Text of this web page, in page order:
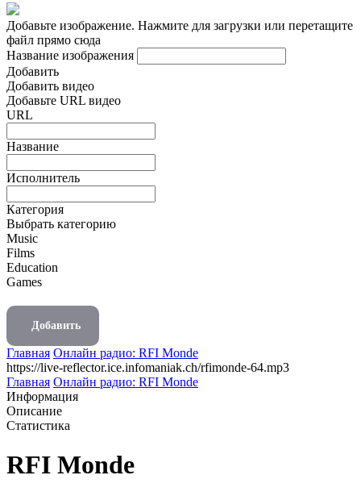
Добавьте изображение. Нажмите для загрузки или перетащите
файл прямо сюда
Название изображения
Добавить
Добавить видео
Добавьте URL видео
URL
Название
Исполнитель
Категория
Выбрать категорию
Music
Films
Education
Games
Добавить
Главная Онлайн радио: RFI Monde
https://live-reflector.ice.infomaniak.ch/rfimonde-64.mp3
Главная Онлайн радио: RFI Monde
Информация
Описание
Статистика
RFI Monde